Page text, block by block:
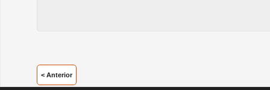
< Anterior